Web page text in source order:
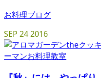
お料理ブログ
SEP 242016